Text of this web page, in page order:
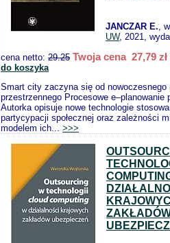
JANCZAR E.,
UW, 2021,
cena netto: 29.25 Twoja cena 27,79 zł
do koszyka
Smart city zaczyna się od nowoczesnego
przestrzennego Procesowe e–planowanie
Autorka opisuje nowe technologie
partycypacji społecznej oraz zależności
modelem ich... >>>